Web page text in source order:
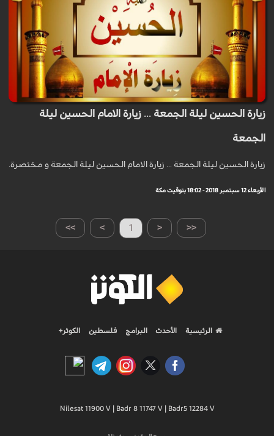
زيارة الحسين ليلة الجمعة ... زيارة الامام الحسين ليلة
الجمعة
زيارة الحسين ليلة الجمعة ... زيارة الامام الحسين ليلة الجمعة و مختصرة.
الأربعاء 12 سبتمبر 2018 - 18:02 بتوقيت مكة
>> > 1 < <<
الرئيسية الأحدث البرامج فلسطين الكوثر+
Nilesat 11900 V | Badr 8 11747 V | Badr5 12284 V